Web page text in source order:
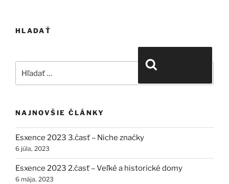
HLADAŤ
NAJNOVŠIE ČLÁNKY
Esxence 2023 3.časť – Niche značky
6 júla, 2023
Esxence 2023 2.časť – Veľké a historické domy
6 mája, 2023